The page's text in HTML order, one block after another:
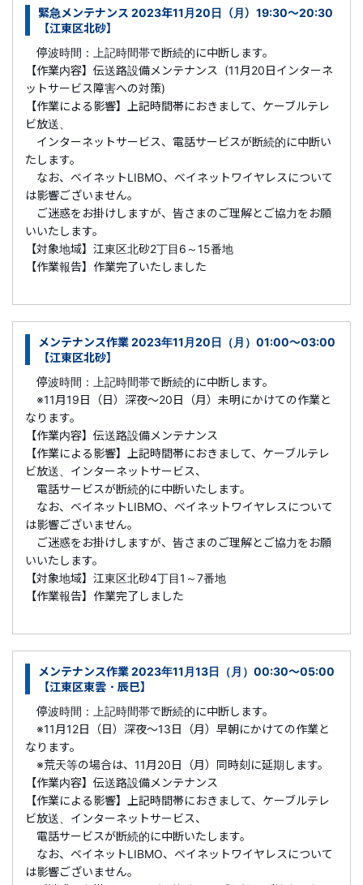
緊急メンテナンス 2023年11月20日（月）19:30～20:30
【江東区北砂】
停波時間：上記時間帯で断続的に中断します。
【作業内容】伝送路設備メンテナンス (11月20日インターネ
ットサービス障害への対策)
【作業による影響】上記時間帯におきまして、ケーブルテレ
ビ放送、
インターネットサービス、電話サービスが断続的に中断い
たします。
なお、ベイネットLIBMO、べイネットワイヤレスについて
は影響ございません。
ご迷惑をお掛けしますが、皆さまのご理解とご協力をお願
いいたします。
【対象地域】江東区北砂2丁目6～15番地
【作業報告】作業完了いたしました
メンテナンス作業 2023年11月20日（月）01:00～03:00
【江東区北砂】
停波時間：上記時間帯で断続的に中断します。
※11月19日（日）深夜～20日（月）未明にかけての作業と
なります。
【作業内容】伝送路設備メンテナンス
【作業による影響】上記時間帯におきまして、ケーブルテレ
ビ放送、インターネットサービス、
電話サービスが断続的に中断いたします。
なお、ベイネットLIBMO、ベイネットワイヤレスについて
は影響ございません。
ご迷惑をお掛けしますが、皆さまのご理解とご協力をお願
いいたします。
【対象地域】江東区北砂4丁目1～7番地
【作業報告】作業完了しました
メンテナンス作業 2023年11月13日（月）00:30～05:00
【江東区東雲・辰巳】
停波時間：上記時間帯で断続的に中断します。
※11月12日（日）深夜～13日（月）早朝にかけての作業と
なります。
※荒天等の場合は、11月20日（月）同時刻に延期します。
【作業内容】伝送路設備メンテナンス
【作業による影響】上記時間帯におきまして、ケーブルテレ
ビ放送、インターネットサービス、
電話サービスが断続的に中断いたします。
なお、ベイネットLIBMO、ベイネットワイヤレスについて
は影響ございません。